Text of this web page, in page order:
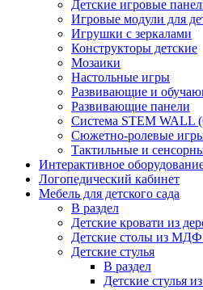
Детские игровые
Игровые модули для
Игрушки с зеркалами
Конструкторы детские
Мозаики
Настольные игры
Развивающие и
Развивающие панели
Система STEM WALL
Сюжетно-ролевые
Тактильные и
Интерактивное
Логопедический кабинет
Мебель для детского сада
В раздел
Детские кровати из
Детские столы из
Детские стулья
В раздел
Детские стулья